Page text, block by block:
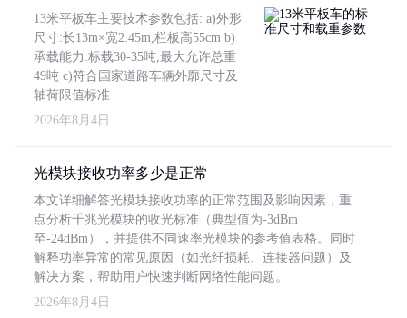
13米平板车主要技术参数包括: a)外形
尺寸:长13m×宽2.45m,栏板高55cm b)
承载能力:标载30-35吨,最大允许总重
49吨 c)符合国家道路车辆外廓尺寸及
轴荷限值标准
2026年8月4日
光模块接收功率多少是正常
本文详细解答光模块接收功率的正常范围及影响因素，重
点分析千兆光模块的收光标准（典型值为-3dBm
至-24dBm），并提供不同速率光模块的参考值表格。同时
解释功率异常的常见原因（如光纤损耗、连接器问题）及
解决方案，帮助用户快速判断网络性能问题。
2026年8月4日